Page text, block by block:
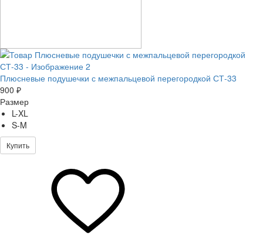
Плюсневые подушечки с межпальцевой перегородкой СТ-33
900 ₽
Размер
L-XL
S-M
Купить